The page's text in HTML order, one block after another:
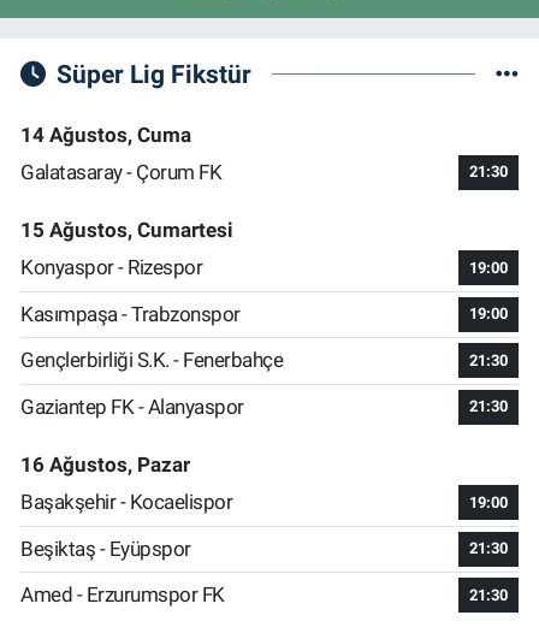
Süper Lig Fikstür
14 Ağustos, Cuma
Galatasaray - Çorum FK
21:30
15 Ağustos, Cumartesi
Konyaspor - Rizespor
19:00
Kasımpaşa - Trabzonspor 19:00
Gençlerbirliği S.K. - Fenerbahçe 21:30
Gaziantep FK - Alanyaspor 21:30
16 Ağustos, Pazar
Başakşehir - Kocaelispor
19:00
Beşiktaş - Eyüpspor 21:30
Amed - Erzurumspor FK 21:30